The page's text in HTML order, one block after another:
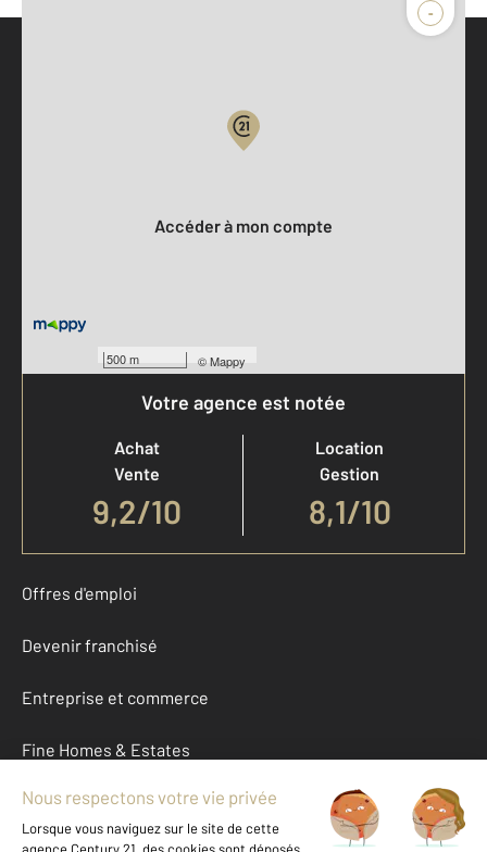
-
500 m ©Mappy
Accéder à mon compte
Votre agence est notée
Achat
Vente
9,2/10
Location
Gestion
8,1/10
Offres d'emploi
Devenir franchisé
Entreprise et commerce
Fine Homes & Estates
À propos